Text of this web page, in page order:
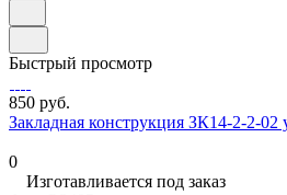
Быстрый просмотр
850 руб.
Закладная конструкция ЗК14-2-2-02
0
Изготавливается под заказ